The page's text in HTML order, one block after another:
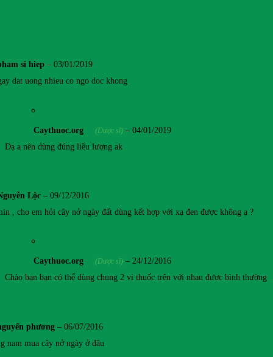
si hiep – 03/01/2019
dat uong nhieu co ngo doc khong
Caythuoc.org (Dược sĩ) – 04/01/2019
Dạ a nên dùng đúng liều lượng ak
Lộc – 09/12/2016
, cho em hỏi cây nở ngày đất dùng kết hợp với xạ đen được không ạ ?
Caythuoc.org (Dược sĩ) – 24/12/2016
Chào bạn bạn có thể dùng chung 2 vị thuốc trên với nhau được bình thường
phương – 06/07/2016
nam mua cây nở ngày ở đâu